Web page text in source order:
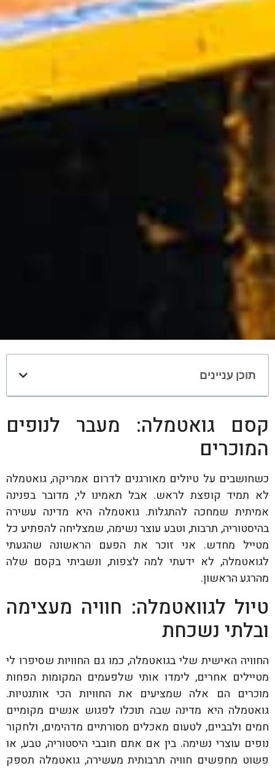
תוכן עניינים
קסם גואטמלה: מעבר לנופים
המוכרים
כשחושבים על טיולים מאורגנים לדרום אמריקה, גואטמלה
לא תמיד קופצת לראש. אבל תאמינו לי, מדובר בפנינה
אמיתית שמחכה להתגלות. גואטמלה היא מדינה עשירה
בהיסטוריה, תרבות, וטבע עוצר נשימה, שמצליחה להפתיע כל
מטייל מחדש. אני זוכר את הפעם הראשונה שהגעתי
לגואטמלה, לא ידעתי למה לצפות, ונשביתי בקסם שלה
מהרגע הראשון.
טיול לגוואטמלה: חוויה מעצימה
ובלתי נשכחת
החוויה האישית שלי בגואטמלה, כמו גם החוויות שסיפרו לי
מטיילים אחרים, לימדו אותי שלפעמים המקומות הפחות
מוכרים הם אלה שמציעים את החוויות הכי אותנטיות.
גואטמלה היא מדינה שבה תוכלו לפגוש אנשים מקומיים
חמים ולבביים, לטעום מאכלים מסורתיים מדהימים, ולחקור
נופים עוצרי נשימה. בין אם אתם חובבי היסטוריה, טבע, או
פשוט מחפשים חוויה תרבותית מעשירה, גואטמלה תספק